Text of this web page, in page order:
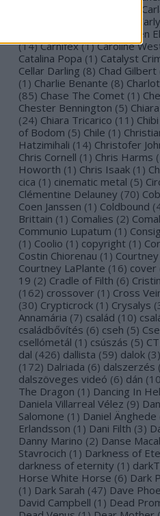
Carmen
(14) Carnifex (1) Caroline
Catalina Popa (1 ) Catalyst
Cellar Darling (8) Chad Gilbert
(1 ) Charlie Benante (8)
(85) Chase The Comet (1 )
Chester Bennington (5)
(24) Chiara Tricarico (11 ) Chibi
of Bodom (5) Chile (1 )
Hatzimihali (14) Christofer
Chris Cornell (1 ) Chris Harms (
Howorth (1 ) Chris Isaak (1 )
cica (1 ) cinematic metal (5)
Clémentine Delauney (70)
Coen Janssen (1 ) Coldbound (
Brittain (1 ) Comalies (2)
Communio Lupatum (1 )
(1 ) Coolio (1 ) copyright (1 )
Costin Chiorenau (1 )
Courtney LaPlante (16) cover
19 (2) Cradle of Filth (6)
(162) crossover (1 ) Cross
(30) Crypticrock (1 ) Crysalys (
Annamária (7) család (10)
családbővítés (6) cseh (5)
csellómetál (1 ) csúszás (5)
dal (426) dallista (59) dalok (3)
(172) Dalriada (6) dalszerzés (
dalszöveges videó (6) dán (10
The Dragon (1 ) Dancing In
Daniela Villarreal Vélez (9)
Salomone (1 ) Daniel Änghede
Erlandsson (1 ) Dani Filth (3)
Danny Marino (2) Danse
Stavrocich (1 ) Darkness of
darkness of eternity (1 )
Horse White Horse (6) Dark
(1 ) Dark Sarah (47) Dave
David Campbell (1 ) Dead